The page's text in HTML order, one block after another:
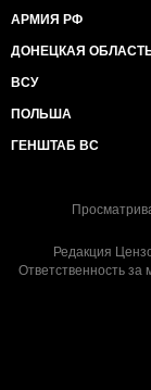
АРМИЯ РФ
ДОНЕЦКАЯ
ВСУ
ПОЛЬША
ГЕНШТАБ ВС
Редакция
Ответственность за